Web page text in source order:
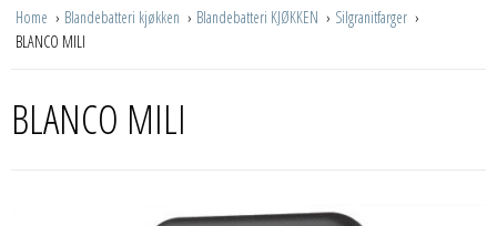
Home
Blandebatteri kjøkken Blandebatteri KJØKKEN
Silgranitfarger
BLANCO MILI
BLANCO MILI